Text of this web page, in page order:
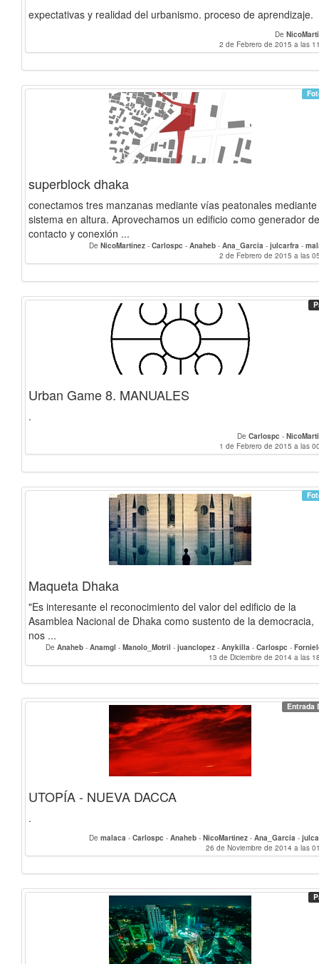
expectativas y realidad del urbanismo. proceso de aprendizaje.
De
2 de Febrero de 2015 a las
superblock dhaka
conectamos tres manzanas mediante vías peatonales
sistema en altura. Aprovechamos un edificio como generador
contacto y conexión ...
De NicoMartinez - Carlospc - Anaheb - Ana_Garcia - julcarfra -
2 de Febrero de 2015 a las
Urban Game 8. MANUALES
.
De Carlospc -
1 de Febrero de 2015 a las
Maqueta Dhaka
"Es interesante el reconocimiento del valor del edificio de la
Asamblea Nacional de Dhaka como sustento de la democracia,
nos ...
De Anaheb - Anamgl - Manolo_Motril - juanclopez - Anykilla - Carlospc -
NicoMartinez- Acasiri-Ana_Garcia -
Carmen_Luque-PierreGuillaume_Vanhuffel-malaca-
13 de Diciembre de 2014 a las
Entrada
UTOPÍA - NUEVA DACCA
.
De malaca - Carlospc - Anaheb - NicoMartinez - Ana_Garcia -
26 de Noviembre de 2014 a las